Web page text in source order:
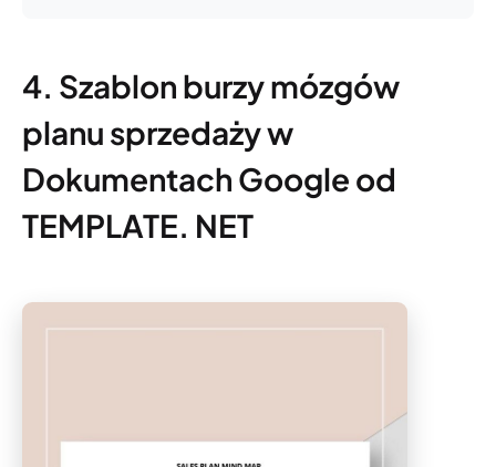
4. Szablon burzy mózgów
planu sprzedaży w
Dokumentach Google od
TEMPLATE. NET